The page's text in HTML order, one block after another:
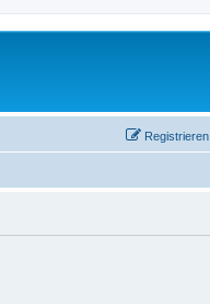
Registrieren